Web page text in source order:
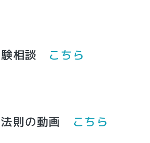
験相談 こちら
則の動画 こちら